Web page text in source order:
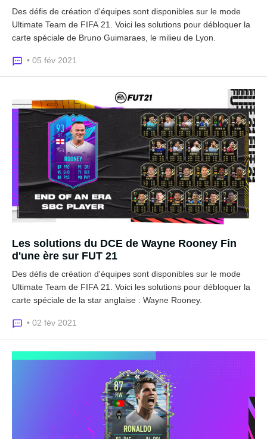
Des défis de création d'équipes sont disponibles sur le mode
Ultimate Team de FIFA 21. Voici les solutions pour débloquer la
carte spéciale de Bruno Guimaraes, le milieu de Lyon.
• 05 fév 2021
Les solutions du DCE de Wayne Rooney Fin
d'une ère sur FUT 21
Des défis de création d'équipes sont disponibles sur le mode
Ultimate Team de FIFA 21. Voici les solutions pour débloquer la
carte spéciale de la star anglaise : Wayne Rooney.
• 02 fév 2021